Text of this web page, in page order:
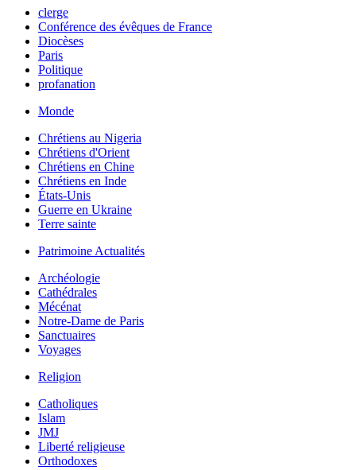
clerge
Conférence des évêques de France
Diocèses
Paris
Politique
profanation
Monde
Chrétiens au Nigeria
Chrétiens d'Orient
Chrétiens en Chine
Chrétiens en Inde
États-Unis
Guerre en Ukraine
Terre sainte
Patrimoine Actualités
Archéologie
Cathédrales
Mécénat
Notre-Dame de Paris
Sanctuaires
Voyages
Religion
Catholiques
Islam
JMJ
Liberté religieuse
Orthodoxes